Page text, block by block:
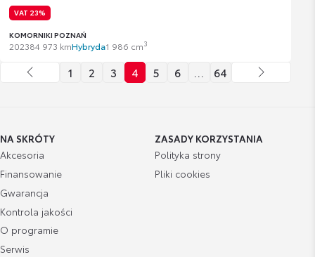
VAT 23%
KOMORNIKI POZNAŃ
202384 973 kmHybryda1 986 cm3
1 2 3 4 5 6 … 64
NA SKRÓTY
Akcesoria
Finansowanie
Gwarancja
Kontrola jakości
O programie
Serwis
ZASADY KORZYSTANIA
Polityka strony
Pliki cookies